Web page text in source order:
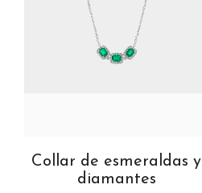
Collar de esmeraldas y
diamantes